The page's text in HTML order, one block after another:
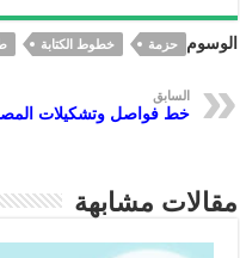
gr
a
m
eb
oo
k
s
A
الوسوم حزمة خطوط الكتابة
السابق
خط فواصل وتشكيلات
مقالات مشابهة